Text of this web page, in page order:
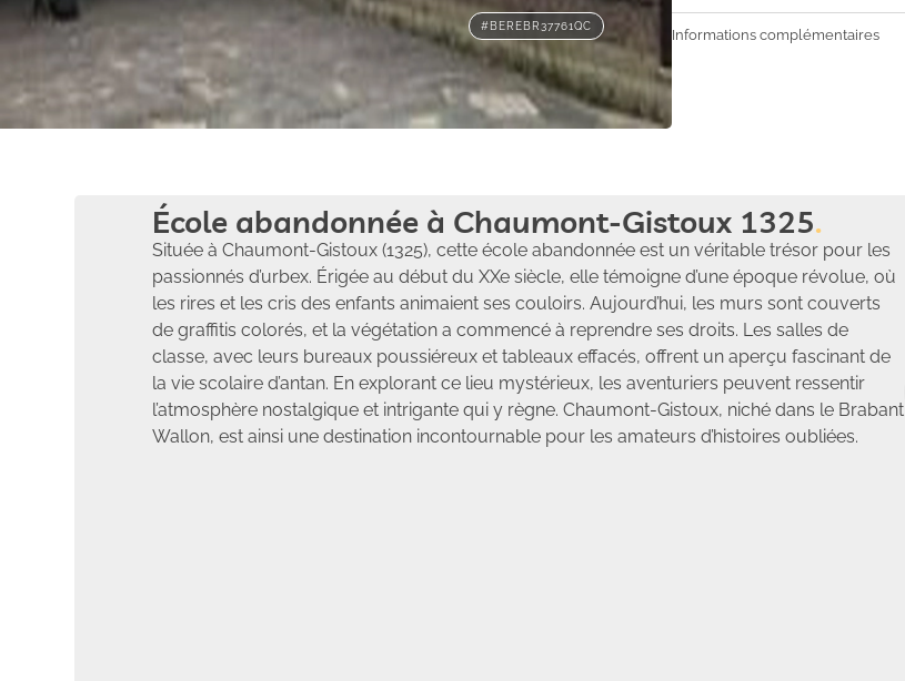
#BEREBR37761QC
Informations complémentaires
École abandonnée à Chaumont-Gistoux 1325
Située à Chaumont-Gistoux (1325), cette école abandonnée est un véritable trésor pour les
passionnés d’urbex. Érigée au début du XXe siècle, elle témoigne d’une époque révolue, où
les rires et les cris des enfants animaient ses couloirs. Aujourd’hui, les murs sont couverts
de graffitis colorés, et la végétation a commencé à reprendre ses droits. Les salles de
classe, avec leurs bureaux poussiéreux et tableaux effacés, offrent un aperçu fascinant de
la vie scolaire d’antan. En explorant ce lieu mystérieux, les aventuriers peuvent ressentir
l’atmosphère nostalgique et intrigante qui y règne. Chaumont-Gistoux, niché dans le Brabant
Wallon, est ainsi une destination incontournable pour les amateurs d’histoires oubliées.